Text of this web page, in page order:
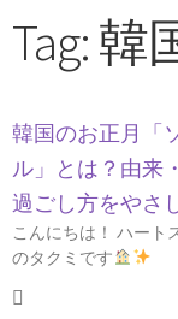
Tag: 韓
韓国のお正月「
ル」とは？由来
過ごし方をやさ
こんにちは！ ハート
のタクミです